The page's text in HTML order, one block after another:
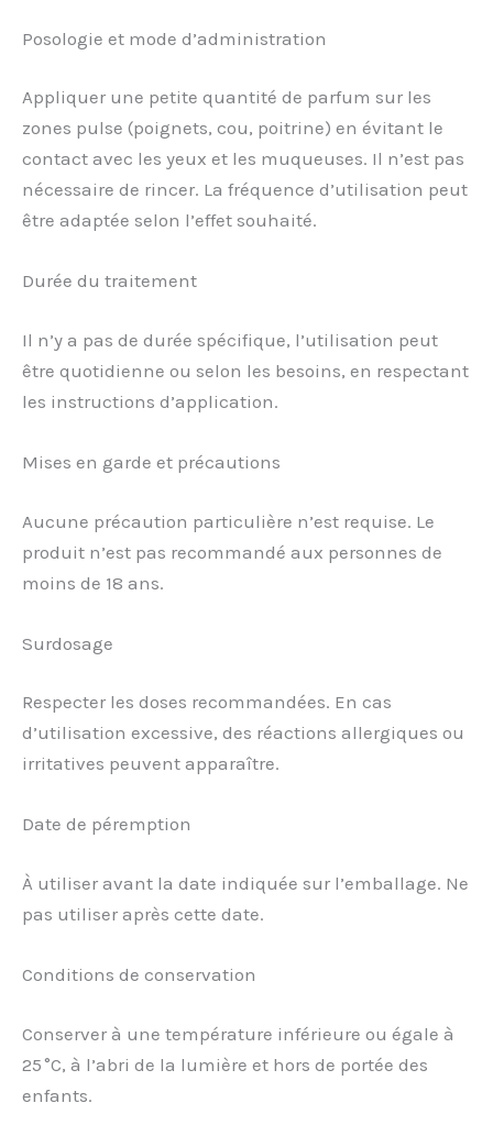
Posologie et mode d’administration
Appliquer une petite quantité de parfum sur les
zones pulse (poignets, cou, poitrine) en évitant le
contact avec les yeux et les muqueuses. Il n’est pas
nécessaire de rincer. La fréquence d’utilisation peut
être adaptée selon l’effet souhaité.
Durée du traitement
Il n’y a pas de durée spécifique, l’utilisation peut
être quotidienne ou selon les besoins, en respectant
les instructions d’application.
Mises en garde et précautions
Aucune précaution particulière n’est requise. Le
produit n’est pas recommandé aux personnes de
moins de 18 ans.
Surdosage
Respecter les doses recommandées. En cas
d’utilisation excessive, des réactions allergiques ou
irritatives peuvent apparaître.
Date de péremption
À utiliser avant la date indiquée sur l’emballage. Ne
pas utiliser après cette date.
Conditions de conservation
Conserver à une température inférieure ou égale à
25 °C, à l’abri de la lumière et hors de portée des
enfants.